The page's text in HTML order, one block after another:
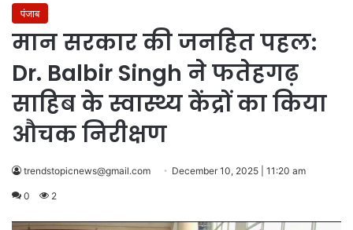
पंजाब
मान सरकार की जनहित पहल:
Dr. Balbir Singh ने फतेहगढ़
साहिब के स्वास्थ्य केंद्रों का किया
औचक निरीक्षण
trendstopicnews@gmail.com December 10, 2025 | 11:20 am
0 2